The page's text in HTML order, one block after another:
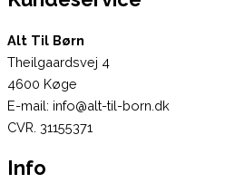
Alt Til Børn
Theilgaardsvej 4
4600 Køge
E-mail: info@alt-til-born.dk
CVR. 31155371
Info